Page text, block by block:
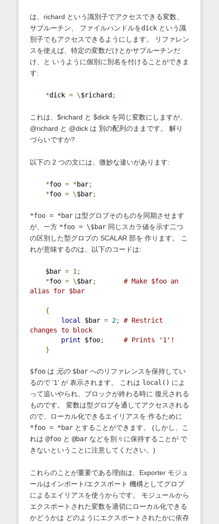
は、richard という識別子でアクセスできる変数、
サブルーチン、 ファイルハンドルをdickという識
別子でもアクセスできるようにします。 リファレン
スを使えば、特定の変数だけとかサブルーチンだ
け、と いうように個別に別名を付けることができま
す:
*dick = \$richard ;
これは、$richard と $dick を同じ変数にしますが、
@richard と @dick は 別の配列のままです。 解り
づらいですか?
以下の 2 つの文には、微妙な違いがあります:
*foo = *bar;
*foo = \$bar;
*foo = *barは型グロブそのものを同期させます
が、一方 *foo = \$bar同じスカラ値を示す二つ
の区別した型グロブの SCALAR 部を 作ります。 こ
れが意味するのは、以下のコードは:
$bar = 1 ;
*foo = \$bar;
# Make $foo an
alias for $bar
{
local
$bar = 2;
# Restrict
changes to block
print $foo;
# Prints '1'!
}
$fooは 元の $barへのリファレンスを保持してい
るので '1' が 表示されます。 これは local() によ
って追いやられ、ブロックが終わる時に 復元される
ものです。 変数は型グロブを通してアクセスされる
ので、ローカル化できるエイリアスを 作るために
*foo = *barとすることができます。 (しかし、こ
れは @fooと @barなどを別々に保持することが で
きないということに注意してください。)
これらのことが重要である理由は、Exporter モジュ
ールはインポート/エクスポート 機構としてグロブ
によるエイリアスを使うからです。 モジュールから
エクスポートされた変数を適切にローカル化できる
かどうかは どのようにエクスポートされたかに依存